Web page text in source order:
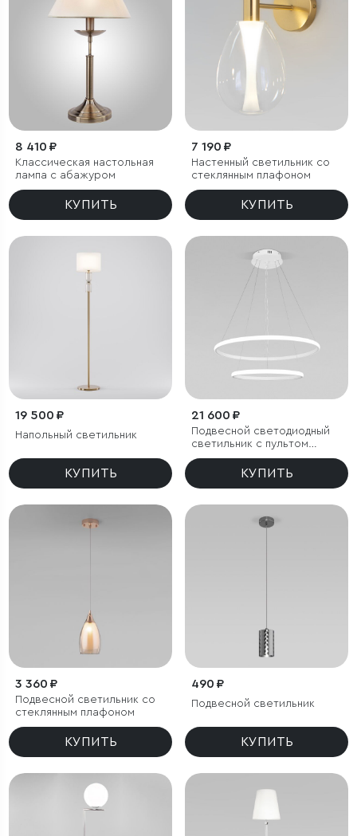
8 410 ₽
Классическая настольная
лампа с абажуром
КУПИТЬ
7 190 ₽
Настенный светильник со
стеклянным плафоном
КУПИТЬ
19 500 ₽
Напольный светильник
КУПИТЬ
21 600 ₽
Подвесной светодиодный
светильник с пультом
управления
КУПИТЬ
3 360 ₽
Подвесной светильник со
стеклянным плафоном
КУПИТЬ
490 ₽
Подвесной светильник
КУПИТЬ